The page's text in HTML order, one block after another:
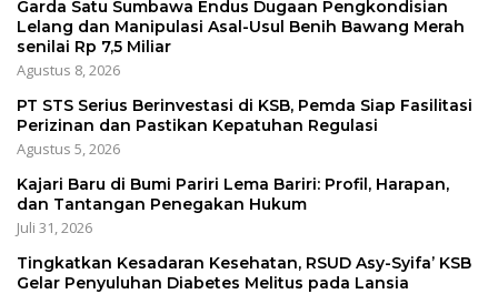
Garda Satu Sumbawa Endus Dugaan Pengkondisian
Lelang dan Manipulasi Asal-Usul Benih Bawang Merah
senilai Rp 7,5 Miliar
Agustus 8, 2026
PT STS Serius Berinvestasi di KSB, Pemda Siap Fasilitasi
Perizinan dan Pastikan Kepatuhan Regulasi
Agustus 5, 2026
Kajari Baru di Bumi Pariri Lema Bariri: Profil, Harapan,
dan Tantangan Penegakan Hukum
Juli 31, 2026
Tingkatkan Kesadaran Kesehatan, RSUD Asy-Syifa’ KSB
Gelar Penyuluhan Diabetes Melitus pada Lansia